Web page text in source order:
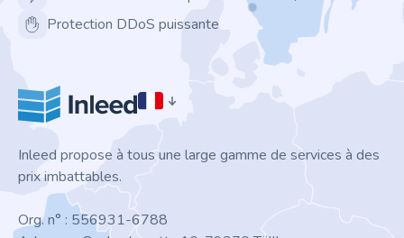
Protection DDoS puissante
Inleed propose à tous une large gamme de services à des
prix imbattables.
Org. n° : 556931-6788